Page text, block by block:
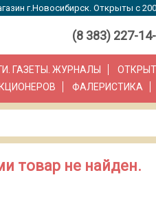
г.Новосибирск. Открыты с
(8 383) 227-
ГАЗЕТЫ. ЖУРНАЛЫ
ФАЛЕРИСТИКА
товар не найден.